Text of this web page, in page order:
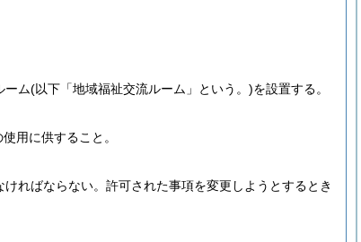
ーム(以下「地域福祉交流ルーム」という。)を設置する。
用に供すること。
ればならない。 許可された事項を変更しようとするとき